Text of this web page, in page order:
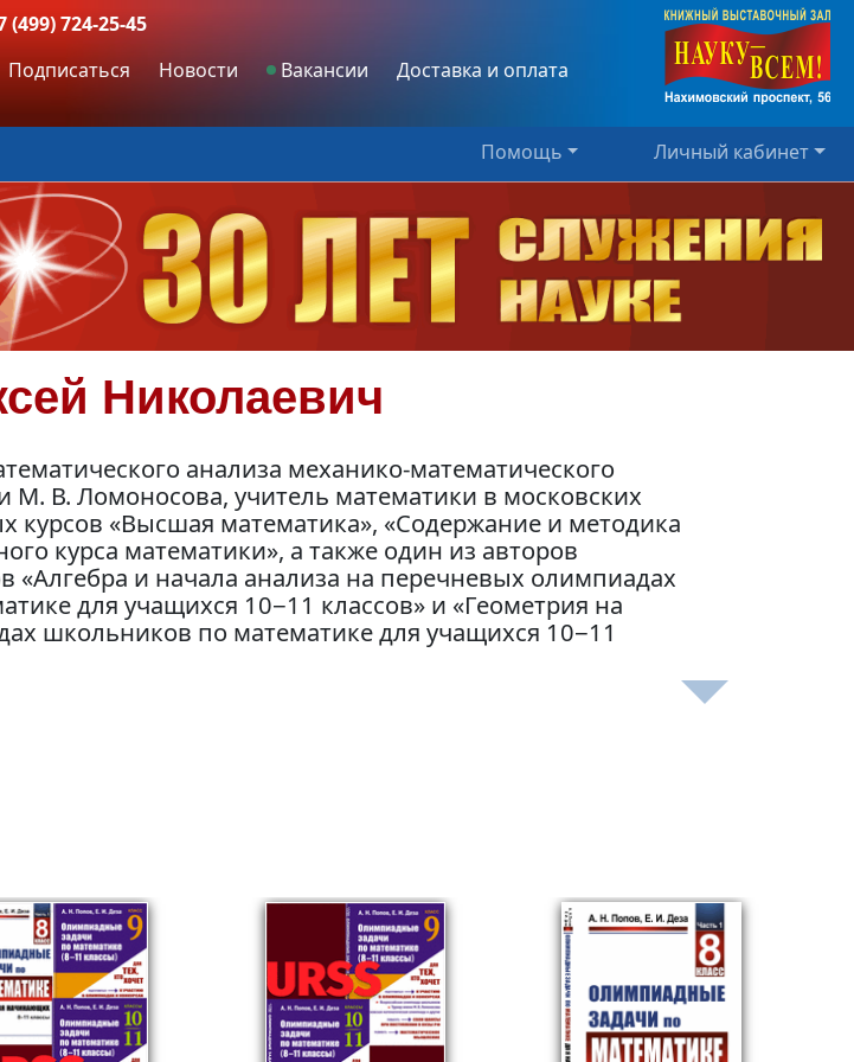
(499) 724-25-45
Подписаться Новости Вакансии
Доставка и оплата
Помощь Личный кабинет
Николаевич
анализа механико-математического
М. В. Ломоносова, учитель математики в московских
курсов «Высшая математика», «Содержание и методика
курса математики», а также один из авторов
«Алгебра и начала анализа на перечневых олимпиадах
для учащихся 10−11 классов» и «Геометрия на
школьников по математике для учащихся 10−11